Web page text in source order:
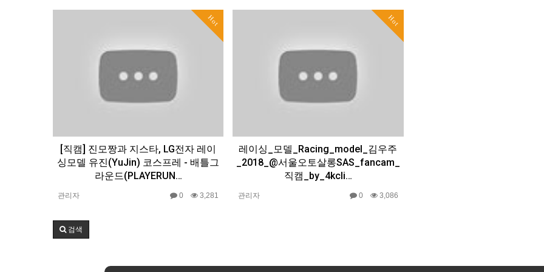
Hot
[직캠] 진모짱과 지스타, LG전자 레이
싱모델 유진(YuJin) 코스프레 - 배틀그
라운드(PLAYERUN…
관리자 0 3,281
Hot
레이싱_모델_Racing_model_김우주
_2018_@서울오토살롱SAS_fancam_
직캠_by_4kcli…
관리자 0 3,086
검색